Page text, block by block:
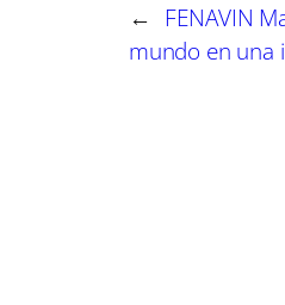
A pesar de la
← FENAVIN
mundo en una